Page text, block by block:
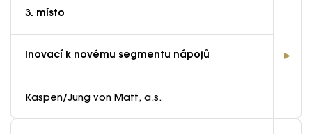
3. místo
Inovací k novému segmentu nápojů
Kaspen/Jung von Matt, a.s.